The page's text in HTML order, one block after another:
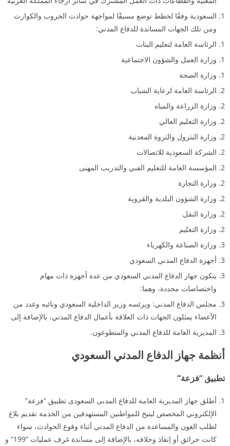
السعودية وفقًا لخطط توضع مسبقًا لمواجهة حوادث الحروب والكوارث
ومن تلك الجهات المساندة للدفاع المدني:
الرئاسة العامة لتعليم البنات
وزارة العمل والشؤون الاجتماعية
وزارة الصحة
الرئاسة العامة لرعاية الشباب
وزارة الزراعة والمياه
وزارة التعليم العالي
وزارة البترول والثروة المعدنية
الشركة السعودية للاتصالات
المؤسسة العامة للتعليم الفني والتدريب المهنى
وزارة التجارة
وزارة الشؤون البلدية والقروية
وزارة النقل
وزارة التعليم
وزارة الصناعة والكهرباء
أجهزة الدفاع المدني السعودي
يتكون جهاز الدفاع المدني السعودي من عدة أجهزة ذات مهام
واختصاصات محددة، وهما:
مجلس الدفاع المدني: ويرئسه وزير الداخلية السعودي ونائبه وعدد من
الأعضاء يمثلون الجهات ذات العلاقة بأعمال الدفاع المدني، بالإضافة إلى
المديرية العامة للدفاع المدني والمتطوعون.
أنظمة جهاز الدفاع المدني السعودي
تطبيق “فزعة“
أطلق جهاز المديرية العامة للدفاع المدنى السعودى تطبيق “فزعة”
الإلكتروني المخصص ليتيح للمواطنين المستهدفين من الخدمة تقديم بلاغ
لطلب العون والمساعدة من الدفاع المدني أثناء وقوع الحوادث، سواء
كانت حرائق أو إنقاذ وخلافه، بالإضافة إلى مساندة غرف عمليات “199” و